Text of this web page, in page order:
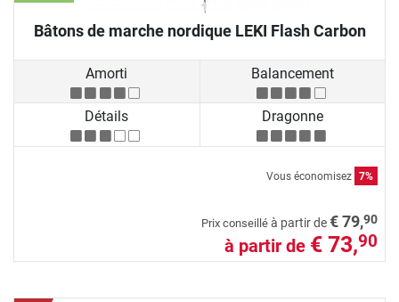
Bâtons de marche nordique LEKI Flash Carbon
Amorti Balancement
Détails Dragonne
Vous économisez 7%
Prix conseillé à partir de€ 79,90
à partir de € 73,90